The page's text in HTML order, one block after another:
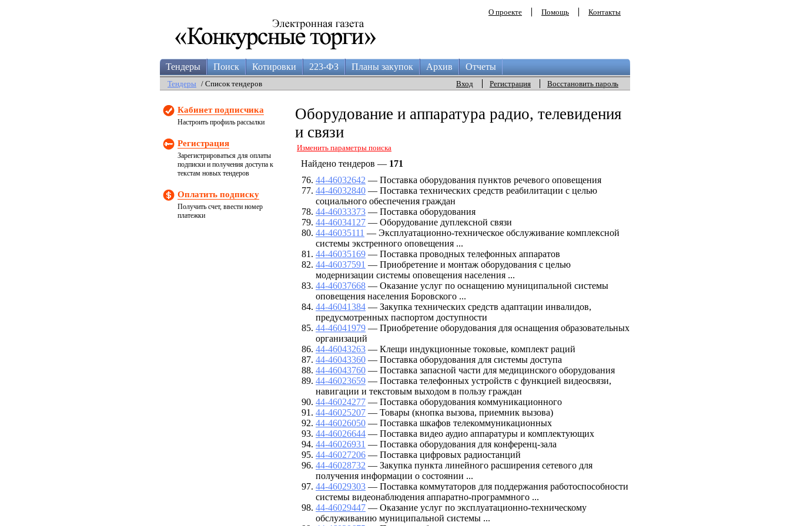
О проекте Помощь Контакты
Тендеры Поиск Котировки 223-ФЗ Планы закупок Архив Отчеты
Вход Регистрация Восстановить пароль
Тендеры / Список тендеров
Кабинет подписчика
Настроить профиль рассылки
Регистрация
Зарегистрироваться для оплаты
подписки и получения доступа к
текстам новых тендеров
Оплатить подписку
Получить счет, ввести номер
платежки
Оборудование и аппаратура радио, телевидения
и связи
Изменить параметры поиска
Найдено тендеров — 171
44-46032642 — Поставка оборудования пунктов речевого оповещения
44-46032840 — Поставка технических средств реабилитации с целью
социального обеспечения граждан
44-46033373 — Поставка оборудования
44-46034127 — Оборудование дуплексной связи
44-46035111 — Эксплуатационно-техническое обслуживание комплексной
системы экстренного оповещения ...
44-46035169 — Поставка проводных телефонных аппаратов
44-46037591 — Приобретение и монтаж оборудования с целью
модернизации системы оповещения населения ...
44-46037668 — Оказание услуг по оснащению муниципальной системы
оповещения населения Боровского ...
44-46041384 — Закупка технических средств адаптации инвалидов,
предусмотренных паспортом доступности
44-46041979 — Приобретение оборудования для оснащения образовательных
организаций
44-46043263 — Клещи индукционные токовые, комплект раций
44-46043360 — Поставка оборудования для системы доступа
44-46043760 — Поставка запасной части для медицинского оборудования
44-46023659 — Поставка телефонных устройств с функцией видеосвязи,
навигации и текстовым выходом в пользу граждан
44-46024277 — Поставка оборудования коммуникационного
44-46025207 — Товары (кнопка вызова, приемник вызова)
44-46026050 — Поставка шкафов телекоммуникационных
44-46026644 — Поставка видео аудио аппаратуры и комплектующих
44-46026931 — Поставка оборудования для конференц-зала
44-46027206 — Поставка цифровых радиостанций
44-46028732 — Закупка пункта линейного расширения сетевого для
получения информации о состоянии ...
44-46029303 — Поставка коммутаторов для поддержания работоспособности
системы видеонаблюдения аппаратно-программного ...
44-46029447 — Оказание услуг по эксплуатационно-техническому
обслуживанию муниципальной системы ...